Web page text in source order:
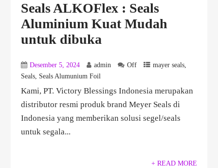
Seals ALKOFlex : Seals
Aluminium Kuat Mudah
untuk dibuka
Desember 5, 2024 admin Off mayer seals,
Seals, Seals Alumunium Foil
Kami, PT. Victory Blessings Indonesia merupakan
distributor resmi produk brand Meyer Seals di
Indonesia yang memberikan solusi segel/seals
untuk segala...
+ READ MORE